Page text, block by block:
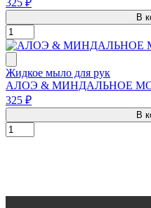
В
Жидкое мыло для рук
АЛОЭ & МИНДАЛЬНОЕ
325 ₽
В